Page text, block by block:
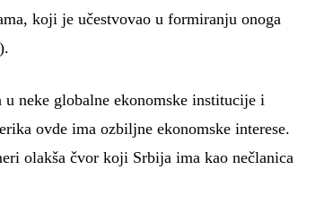
koji je učestvovao u formiranju onoga
neke globalne ekonomske institucije i
ovde ima ozbiljne ekonomske interese.
olakša čvor koji Srbija ima kao nečlanica